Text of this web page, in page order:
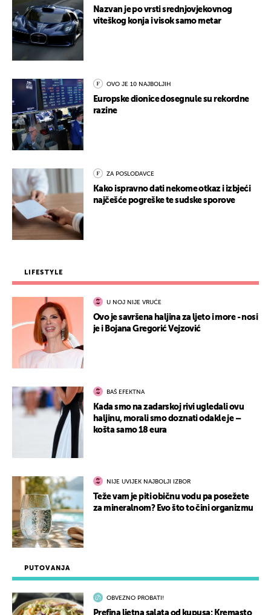
PUTOVANJA
OBVEZNO PROBATI!
Prefina ljetna salata od kupusa: Kremasto
Nazvan je po vrsti srednjovjekovnog
viteškog konja i visok samo metar
OVO JE 10 NAJBOLJIH
Europske dionice dosegnule su rekordne
razine
ZA POSLODAVCE
Kako ispravno dati nekome otkaz i izbjeći
najčešće pogreške te sudske sporove
LIFESTYLE
U NOJ NIJE VRUĆE
Ovo je savršena haljina za ljeto i more - nosi
je i Bojana Gregorić Vejzović
BAŠ EFEKTNA
Kada smo na zadarskoj rivi ugledali ovu
haljinu, morali smo doznati odakle je –
košta samo 18 eura
NIJE UVIJEK NAJBOLJI IZBOR
Teže vam je piti običnu vodu pa posežete
za mineralnom? Evo što to čini organizmu